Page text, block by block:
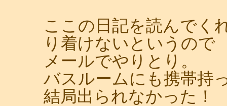
ここの日記を読んでく
り着けないというので
メールでやりとり。
バスルームにも携帯持
結局出られなかった！